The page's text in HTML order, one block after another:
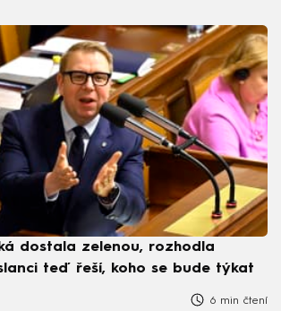
dostala zelenou, rozhodla
teď řeší, koho se bude týkat
6 min čtení